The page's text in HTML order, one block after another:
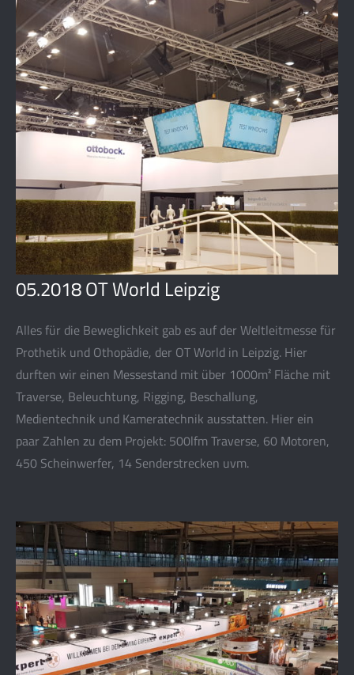
05.2018 OT World Leipzig
Alles für die Beweglichkeit gab es auf der Weltleitmesse für
Prothetik und Othopädie, der OT World in Leipzig. Hier
durften wir einen Messestand mit über 1000m² Fläche mit
Traverse, Beleuchtung, Rigging, Beschallung,
Medientechnik und Kameratechnik ausstatten. Hier ein
paar Zahlen zu dem Projekt: 500lfm Traverse, 60 Motoren,
450 Scheinwerfer, 14 Senderstrecken uvm.